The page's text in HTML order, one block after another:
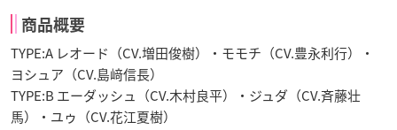
商品概要
TYPE:A レオード（CV.増田俊樹）・モモチ（CV.豊永利行）・
ヨシュア（CV.島﨑信長）
TYPE:B エーダッシュ（CV.木村良平）・ジュダ（CV.斉藤壮
馬）・ユゥ（CV.花江夏樹）